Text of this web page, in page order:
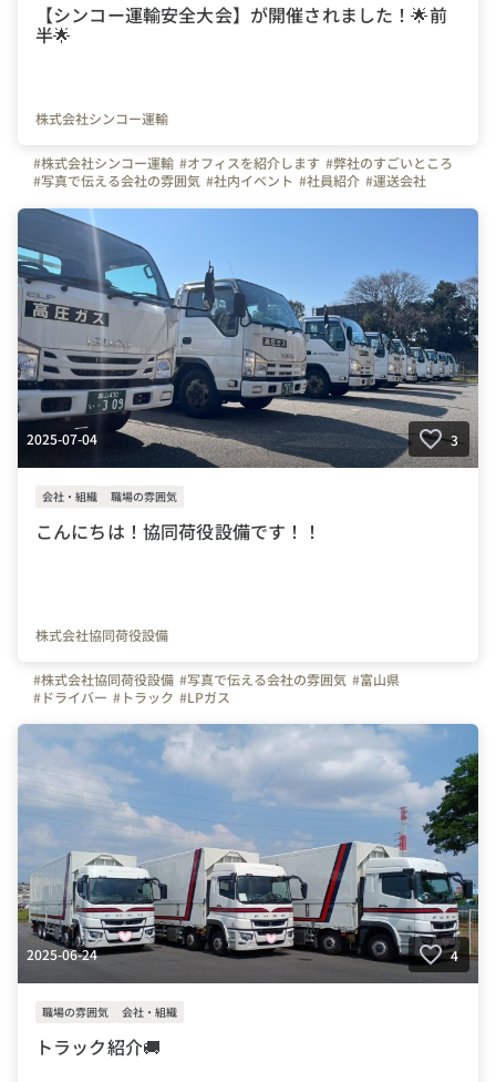
【シンコー運輸安全大会】が開催されました！🌟前
半🌟
株式会社シンコー運輸
#株式会社シンコー運輸 #オフィスを紹介します #弊社のすごいところ
#写真で伝える会社の雰囲気 #社内イベント #社員紹介 #運送会社
#エスアイエヌホールディングス
#ドライバー募集
2025-07-04 3
会社・組織 職場の雰囲気
こんにちは！協同荷役設備です！！
株式会社協同荷役設備
#株式会社協同荷役設備 #写真で伝える会社の雰囲気 #富山県
#ドライバー #トラック #LPガス
2025-06-24 4
職場の雰囲気 会社・組織
トラック紹介🚚